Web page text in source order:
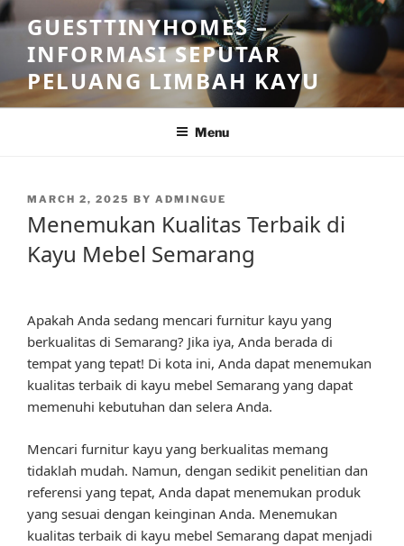
Skip
to
content
GUESTTINYHOMES –
INFORMASI SEPUTAR
PELUANG LIMBAH KAYU
Menu
POSTED
MARCH 2, 2025 BY ADMINGUE
Menemukan Kualitas Terbaik di
Kayu Mebel Semarang
Apakah Anda sedang mencari furnitur kayu yang
berkualitas di Semarang? Jika iya, Anda berada di
tempat yang tepat! Di kota ini, Anda dapat menemukan
kualitas terbaik di kayu mebel Semarang yang dapat
memenuhi kebutuhan dan selera Anda.
Mencari furnitur kayu yang berkualitas memang
tidaklah mudah. Namun, dengan sedikit penelitian dan
referensi yang tepat, Anda dapat menemukan produk
yang sesuai dengan keinginan Anda. Menemukan
kualitas terbaik di kayu mebel Semarang dapat menjadi